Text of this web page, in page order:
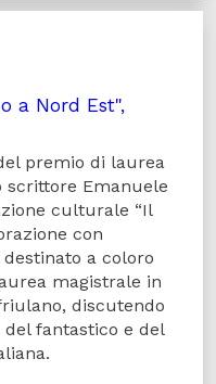
a Nord Est",
premio di laurea
Emanuele
culturale “Il
con
destinato a coloro
magistrale in
discutendo
fantastico e del